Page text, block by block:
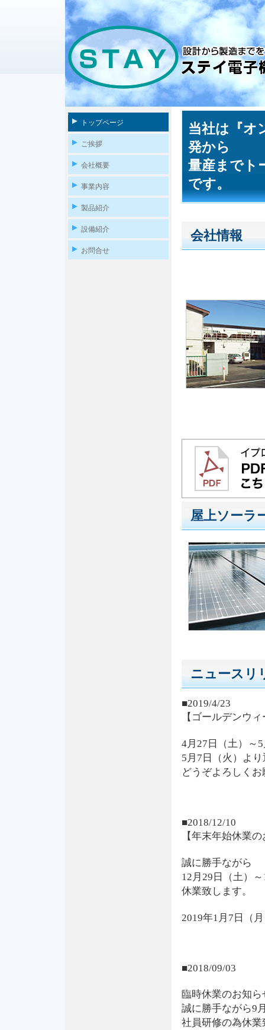
トップページ
ご挨拶
会社概要
事業内容
製品紹介
設備紹介
お問合せ
当社は『オ
発から
量産までト
です。
会社情報
屋上ソーラ
ニュースリ
■2019/4/23
【ゴールデンウ
4月27日（土）～
5月7日（火）よ
どうぞよろしく
■2018/12/10
【年末年始休業
誠に勝手ながら
12月29日（土）
休業致します。
2019年1月7日（
■2018/09/03
臨時休業のお知ら
誠に勝手ながら9
社員研修の為休